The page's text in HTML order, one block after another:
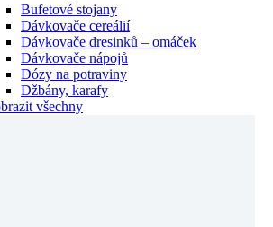
Bufetové stojany
Dávkovače cereálií
Dávkovače dresinků – omáček
Dávkovače nápojů
Dózy na potraviny
Džbány, karafy
všechny